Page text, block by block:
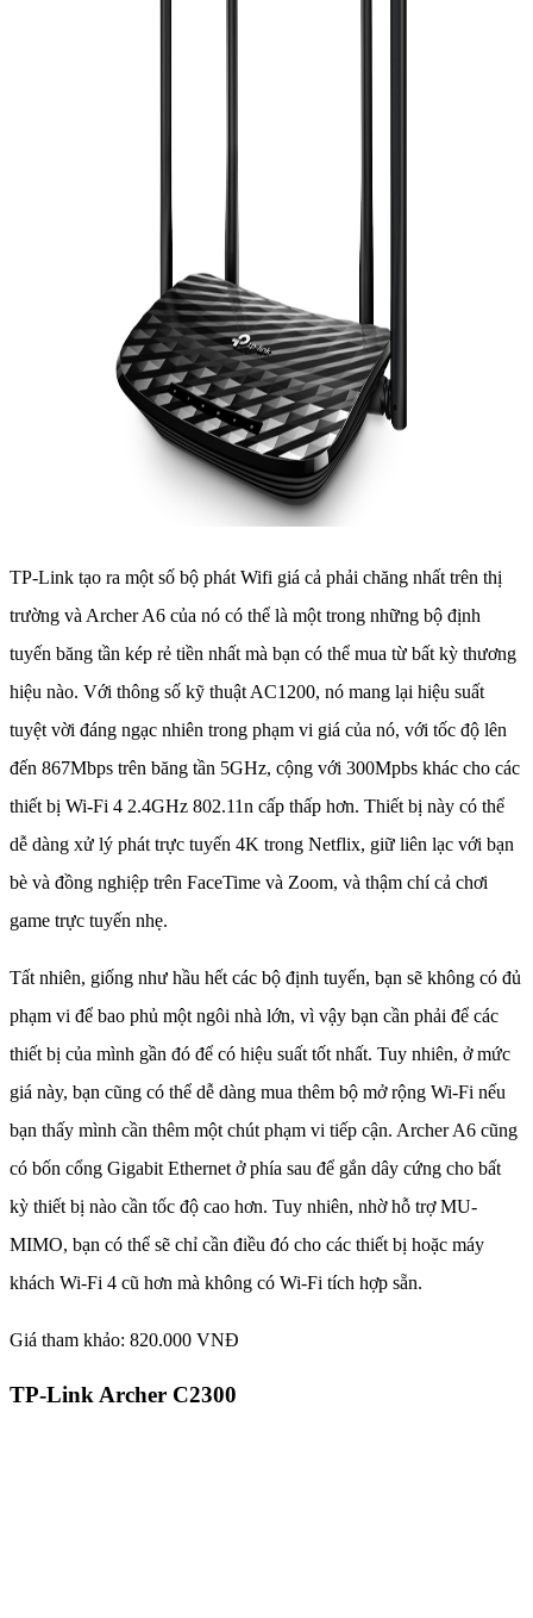
TP-Link tạo ra một số bộ phát Wifi giá cả phải chăng nhất trên thị
trường và Archer A6 của nó có thể là một trong những bộ định
tuyến băng tần kép rẻ tiền nhất mà bạn có thể mua từ bất kỳ thương
hiệu nào. Với thông số kỹ thuật AC1200, nó mang lại hiệu suất
tuyệt vời đáng ngạc nhiên trong phạm vi giá của nó, với tốc độ lên
đến 867Mbps trên băng tần 5GHz, cộng với 300Mpbs khác cho các
thiết bị Wi-Fi 4 2.4GHz 802.11n cấp thấp hơn. Thiết bị này có thể
dễ dàng xử lý phát trực tuyến 4K trong Netflix, giữ liên lạc với bạn
bè và đồng nghiệp trên FaceTime và Zoom, và thậm chí cả chơi
game trực tuyến nhẹ.
Tất nhiên, giống như hầu hết các bộ định tuyến, bạn sẽ không có đủ
phạm vi để bao phủ một ngôi nhà lớn, vì vậy bạn cần phải để các
thiết bị của mình gần đó để có hiệu suất tốt nhất. Tuy nhiên, ở mức
giá này, bạn cũng có thể dễ dàng mua thêm bộ mở rộng Wi-Fi nếu
bạn thấy mình cần thêm một chút phạm vi tiếp cận. Archer A6 cũng
có bốn cổng Gigabit Ethernet ở phía sau để gắn dây cứng cho bất
kỳ thiết bị nào cần tốc độ cao hơn. Tuy nhiên, nhờ hỗ trợ MU-
MIMO, bạn có thể sẽ chỉ cần điều đó cho các thiết bị hoặc máy
khách Wi-Fi 4 cũ hơn mà không có Wi-Fi tích hợp sẵn.
Giá tham khảo: 820.000 VNĐ
TP-Link Archer C2300